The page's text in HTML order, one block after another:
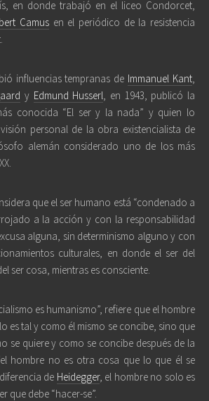
en donde trabajó en el liceo Condorcet,
Camus en el periódico de la resistencia
influencias tempranas de Immanuel Kant,
y Edmund Husserl, en 1943, publicó la
conocida “El ser y la nada” y quien lo
personal de la obra existencialista de
alemán considerado uno de los más
que el ser humano está “condenado a
a la acción y con la responsabilidad
alguna, sin determinismo alguno y con
culturales, en donde el ser del
ser cosa, mientras es consciente.
es humanismo”, refiere que el hombre
es tal y como él mismo se concibe, sino que
se quiere y como se concibe después de la
hombre no es otra cosa que lo que él se
de Heidegger, el hombre no solo es
que debe “hacer-se”.